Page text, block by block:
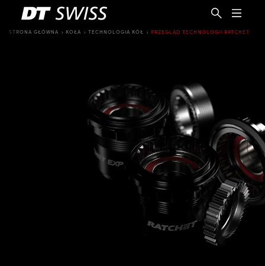
STRONA GŁÓWNA KOŁA TECHNOLOGIA KÓŁ PRZEGLĄD TECHNOLOGII RATCHET